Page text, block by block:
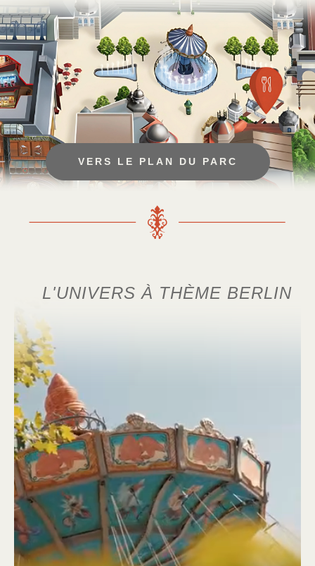
VERS LE PLAN DU PARC
L'UNIVERS À THÈME BERLIN